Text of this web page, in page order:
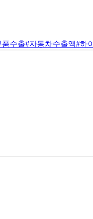
품수출#자동차수출액#하